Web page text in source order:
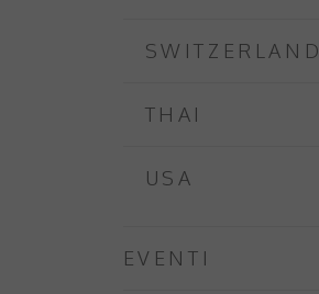
SWITZERLAND
THAI
USA
EVENTI